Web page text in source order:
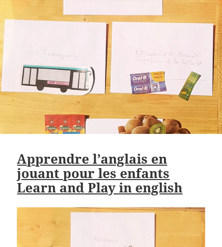
Apprendre l’anglais en
jouant pour les enfants
Learn and Play in english